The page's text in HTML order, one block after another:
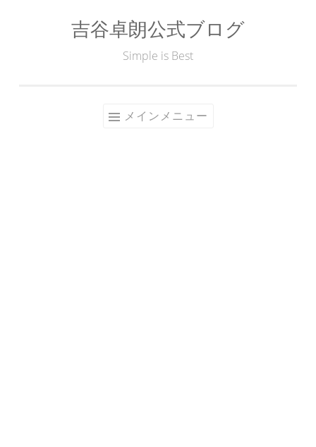
吉谷卓朗公式ブログ
Simple is Best
メインメニュー